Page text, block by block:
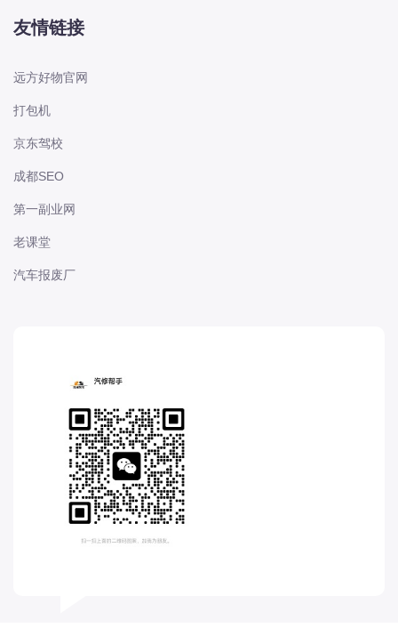
比亚迪商用车
比速
创维
昌河
长安
长安-跨越
D
DS
DS
DS-进口
东南
友情链接
远方好物官网
打包机
京东驾校
成都SEO
第一副业网
老课堂
汽车报废厂